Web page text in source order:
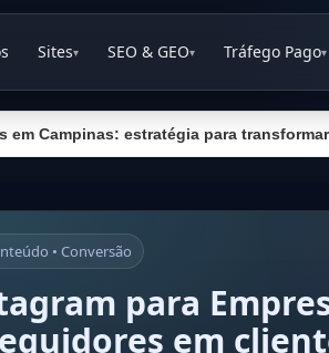
Sites▾ SEO & GEO▾ Tráfego Pago▾
em Campinas: estratégia para
• Conversão
para
em